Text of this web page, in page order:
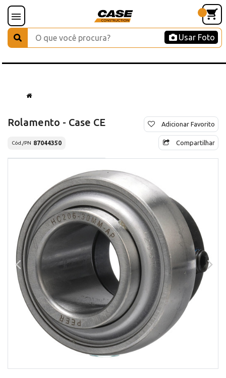
Usar Foto
Rolamento - Case CE
Cód./PN 87044350
Adicionar Favorito
Compartilhar